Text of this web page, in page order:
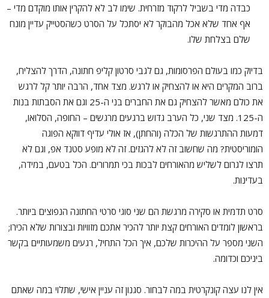
כבדה מדי בשביל לרקוד מזרחית. שימו לב לא להקרין אותו מוקדם מדי –
אף אחד שלא אכל מהבוקר לא יסתכל על הסרט כשהסטייק עדיין מונח
שלם בצלחת שלו.
בדיוק כמו בעולם הפרסומות, גם לגבי סרטון קליפ חתונה, הדרך להצליח,
ברוב המקרים היא או להצחיק או לרגש. מצד אחד, הרבה יותר קל לרגש
את כולם מאשר להצחיק גם את החברים בני ה-25 וגם את הסבתות בנות
ה-125. מצד שני, כל הערב גדוש ברגעים מרגשים – החופה, הסלואו,
דמעות ההתרגשות של הכלה (והחתן), אז אולי עדיף דווקא הפוגה
הומוריסטית? מה שחשוב זה לא להגזים. זה לא מופע סטנד אפ, וגם לא
תרצו לגרום לשליש מהאורחים לבכות בכי תמרורים. הכל בטעם, במידה,
בעדינות.
סרט תדמית או סקירה מרגשת הם שני סוגי סרטי החתונה הנפוצים ביותר.
בראשון לומדים האורחים קצת יותר להכיר אתכם מזוויות ובצורות שלא הכירו;
השני מספר על ההיכרות שלכם, איך הכל התחיל, רגעים משמעותיים בקשר
ביניכם וכדומה.
אין לנו עצה קונקרטית במה לבחור. סגנון זה עניין אישי, שתלוי במה שאתם